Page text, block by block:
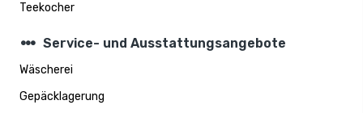
Teekocher
steppers Service- und Ausstattungsangebote
Wäscherei
Gepäcklagerung